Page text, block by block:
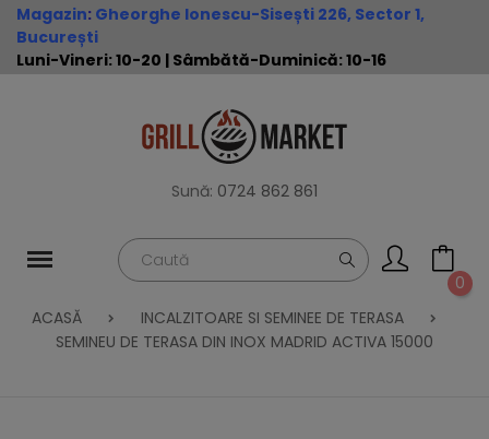
Magazin: Gheorghe Ionescu-Sisești 226, Sector 1,
București
Luni-Vineri: 10-20 | Sâmbătă-Duminică: 10-16
Sună: 0724 862 861
0
ACASĂ
INCALZITOARE SI SEMINEE DE TERASA
SEMINEU DE TERASA DIN INOX MADRID ACTIVA 15000